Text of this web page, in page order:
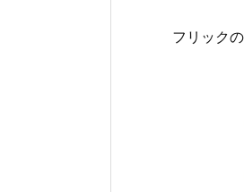
フリック